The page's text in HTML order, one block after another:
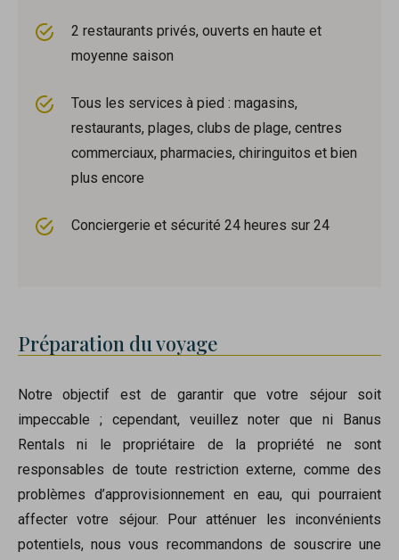
2 restaurants privés, ouverts en haute et
moyenne saison
Tous les services à pied : magasins,
restaurants, plages, clubs de plage, centres
commerciaux, pharmacies, chiringuitos et bien
plus encore
Conciergerie et sécurité 24 heures sur 24
Préparation du voyage
Notre objectif est de garantir que votre séjour soit
impeccable ; cependant, veuillez noter que ni Banus
Rentals ni le propriétaire de la propriété ne sont
responsables de toute restriction externe, comme des
problèmes d’approvisionnement en eau, qui pourraient
affecter votre séjour. Pour atténuer les inconvénients
potentiels, nous vous recommandons de souscrire une